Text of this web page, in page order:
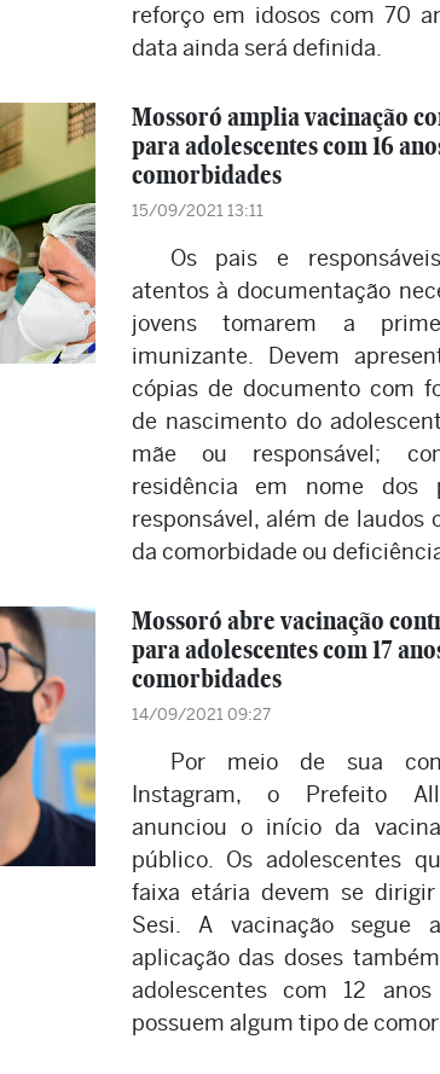
reforço em idosos com 70
data ainda será definida.
Mossoró amplia vacinação
para adolescentes com 16
comorbidades
15/09/2021 13:11
Os pais e
atentos à documentação
jovens tomarem a
imunizante. Devem
cópias de documento com
de nascimento do
mãe ou responsável;
residência em nome dos
responsável, além de laudos
da comorbidade ou
Mossoró abre vacinação
para adolescentes com 17
comorbidades
14/09/2021 09:27
Por meio de sua
Instagram, o Prefeito
anunciou o início da
público. Os adolescentes
faixa etária devem se
Sesi. A vacinação segue
aplicação das doses
adolescentes com 12
possuem algum tipo de